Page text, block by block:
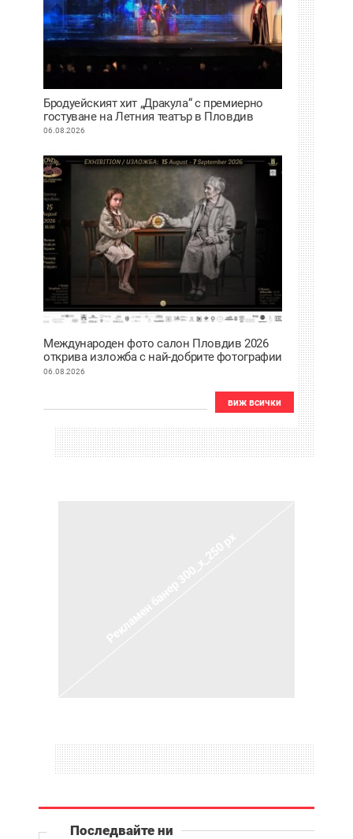
Бродуейският хит „Дракула“ с премиерно
гостуване на Летния театър в Пловдив
06.08.2026
Международен фото салон Пловдив 2026
открива изложба с най-добрите фотографии
от тазгодишното издание
06.08.2026
виж всички
Последвайте ни